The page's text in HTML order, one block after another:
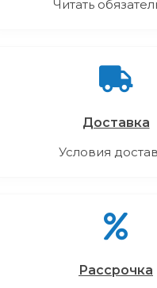
Читать
Доставка
Условия
Рассрочка